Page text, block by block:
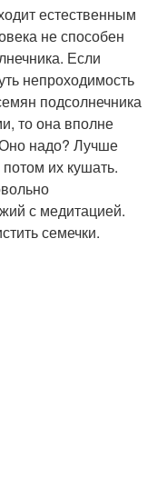
естественным
не способен
Если
непроходимость
подсолнечника
то она вполне
надо? Лучше
их кушать.
с медитацией.
семечки.